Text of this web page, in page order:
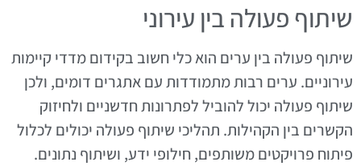
שיתוף פעולה בין עירוני
שיתוף פעולה בין ערים הוא כלי חשוב בקידום מדדי קיימות
עירוניים. ערים רבות מתמודדות עם אתגרים דומים, ולכן
שיתוף פעולה יכול להוביל לפתרונות חדשניים ולחיזוק
הקשרים בין הקהילות. תהליכי שיתוף פעולה יכולים לכלול
פיתוח פרויקטים משותפים, חילופי ידע, ושיתוף נתונים.